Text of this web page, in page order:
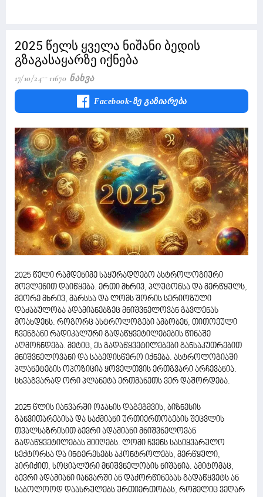
2025 წელს ყველა ნიშანი ბედის
გზაგასაყარზე იქნება
17/10/24 11670 Ნახვა
Facebook-Ზე Გაზიარება
2025 წელი რამდენიმე საყურადღებო ასტროლოგიური
მოვლენით დაიწყება. ერთი მხრივ, პლუტონსა და მერწყულს,
მეორე მხრივ, მარსსა და ლომს შორის სერიოზული
დაძაბულობა ადამიანებზეც მნიშვნელოვან გავლენას
მოახდენს. როგორც ასტროლოგები ამბობენ, თითოეული
ჩვენგანი რადიკალური გადაწყვეტილებების წინაშე
აღმოჩნდება. მეტიც, ეს გადაწყვეტილებები განსაკუთრებით
მნიშვნელოვანი და საბედისწერო იქნება. ასტროლოგიაში
პლანეტების ოპოზიცია ყოველთვის ერთგვარი არჩევანია.
სხვაგვარად ორი პლანეტა ერთმანეთს ვერ დაშორდება.
2025 წლის იანვარში ოჯახის დაგეგმვის, ბიზნესის
განვითარებისა და საქმიანი ურთიერთობების შეცვლის
თვალსაზრისით ბევრი ადამიანი მნიშვნელოვან
გადაწყვეტილებას მიიღებს. ლომი ჩვენს სასიყვარულო
სექტორსა და ინტერესებს აკონტროლებს, მერწყული,
პირიქით, სოციალური მნიშვნელობის ნიშანია. ამიტომაც,
ბევრი ადამიანი იანვარში ან დაქორწინებას გადაწყვეტს ან
საბოლოოდ დაასრულებს ურთიერთობას, რომელიც ვეღარ